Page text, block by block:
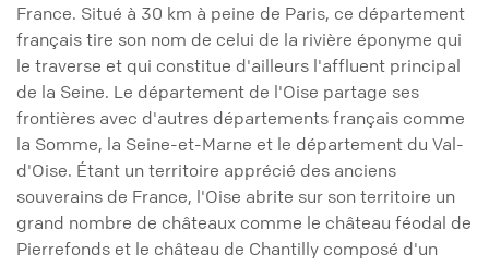
France. Situé à 30 km à peine de Paris, ce département
français tire son nom de celui de la rivière éponyme qui
le traverse et qui constitue d'ailleurs l'affluent principal
de la Seine. Le département de l'Oise partage ses
frontières avec d'autres départements français comme
la Somme, la Seine-et-Marne et le département du Val-
d'Oise. Étant un territoire apprécié des anciens
souverains de France, l'Oise abrite sur son territoire un
grand nombre de châteaux comme le château féodal de
Pierrefonds et le château de Chantilly composé d'un